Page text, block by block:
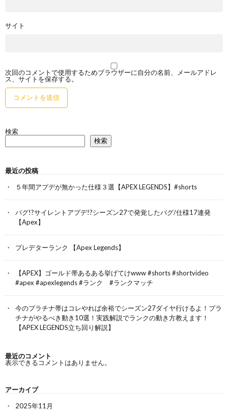
サイト
次回のコメントで使用するためブラウザーに自分の名前、メールアドレ
ス、サイトを保存する。
検索
検索
最近の投稿
５年間アプデが無かった仕様３選【APEX LEGENDS】#shorts
バグ!?サイレントアプデ!?シーズン27で発覚したバグ/仕様17連発
【Apex】
プレデターランク 【Apex Legends】
【APEX】ゴールド帯あるある挙げてけwww #shorts #shortvideo
#apex #apexlegends #ランク #ランクマッチ
今のプラチナ帯はコレやれば余裕でシーズン27ダイヤ行けるよ！プラ
チナがやるべき動き10選！実践解説でランクの動き方教えます！
【APEX LEGENDS立ち回り解説】
最近のコメント
表示できるコメントはありません。
アーカイブ
2025年11月